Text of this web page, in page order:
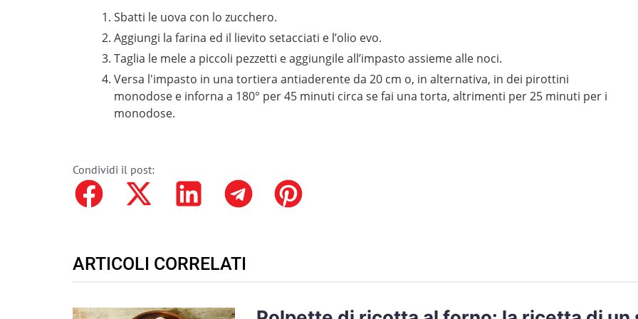
Sbatti le uova con lo zucchero.
Aggiungi la farina ed il lievito setacciati e l’olio evo.
Taglia le mele a piccoli pezzetti e aggiungile all’impasto assieme alle noci.
Versa l'impasto in una tortiera antiaderente da 20 cm o, in alternativa, in dei pirottini
monodose e inforna a 180° per 45 minuti circa se fai una torta, altrimenti per 25 minuti per i
monodose.
Condividi il post:
ARTICOLI CORRELATI